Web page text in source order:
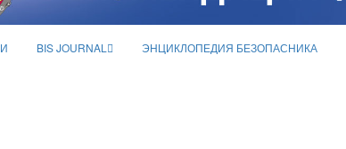
BIS JOURNAL ЭНЦИКЛОПЕДИЯ БЕЗОПАСНИКА